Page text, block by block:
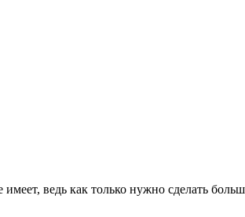
ведь как только нужно сделать